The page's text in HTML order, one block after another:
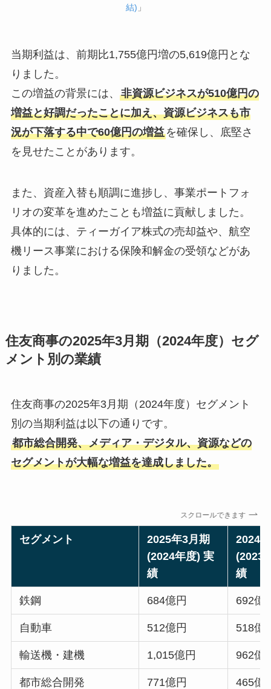
結) 」
当期利益は、前期比1,755億円増の5,619億円とな
りました。
この増益の背景には、 非資源ビジネスが510億円の
増益と好調だったことに加え、資源ビジネスも市
況が下落する中で60億円の増益を確保し、底堅さ
を見せたことがあります。
また、資産入替も順調に進捗し、事業ポートフォ
リオの変革を進めたことも増益に貢献しました。
具体的には、ティーガイア株式の売却益や、航空
機リース事業における保険和解金の受領などがあ
りました。
住友商事の2025年3月期（2024年度）セグ
メント別の業績
住友商事の2025年3月期（2024年度）セグメント
別の当期利益は以下の通りです。
都市総合開発、メディア・デジタル、資源などの
セグメントが大幅な増益を達成しました。
スクロールできます
セグメント
2025年3月期
(2024年度) 実
績
2024
(2023
績
鉄鋼 684億円 692億
自動車 512億円 518億
輸送機・建機 1,015億円 962億
都市総合開発 771億円 465億